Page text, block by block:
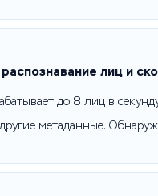
лиц и
до 8 лиц в
метаданные.